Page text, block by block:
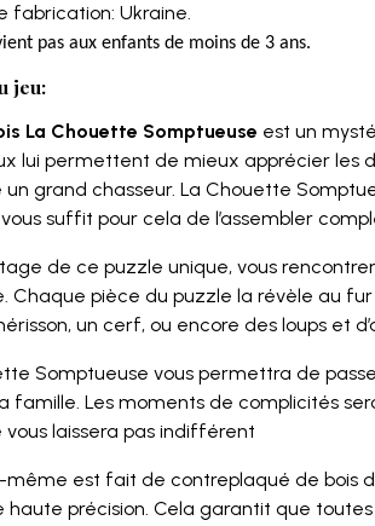
fabrication: Ukraine.
pas aux enfants de moins de 3 ans.
jeu:
La Chouette Somptueuse est un
lui permettent de mieux apprécier les
un grand chasseur. La Chouette
suffit pour cela de l’assembler
de ce puzzle unique, vous
Chaque pièce du puzzle la révèle au
un cerf, ou encore des loups et
Somptueuse vous permettra de
famille. Les moments de complicités
laissera pas indifférent
même est fait de contreplaqué de bois
haute précision. Cela garantit que